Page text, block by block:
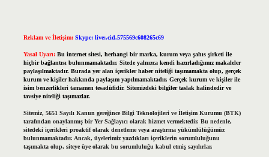
Reklam ve İletişim: Skype: live:.cid.575569c608265c69
Yasal Uyarı: Bu internet sitesi, herhangi bir marka, kurum veya şahıs şirketi ile
hiçbir bağlantısı bulunmamaktadır. Sitede yalnızca kendi hazırladığımız makaleler
paylaşılmaktadır. Burada yer alan içerikler haber niteliği taşımamakta olup, gerçek
kurum ve kişiler hakkında paylaşım yapılmamaktadır. Gerçek kurum ve kişiler ile
isim benzerlikleri tamamen tesadüfidir. Sitemizdeki bilgiler taslak halindedir ve
tavsiye niteliği taşımazlar.
Sitemiz, 5651 Sayılı Kanun gereğince Bilgi Teknolojileri ve İletişim Kurumu (BTK)
tarafından onaylanmış bir Yer Sağlayıcı olarak hizmet vermektedir. Bu nedenle,
sitedeki içerikleri proaktif olarak denetleme veya araştırma yükümlülüğümüz
bulunmamaktadır. Ancak, üyelerimiz yazdıkları içeriklerin sorumluluğunu
taşımakta olup, siteye üye olarak bu sorumluluğu kabul etmiş sayılırlar.